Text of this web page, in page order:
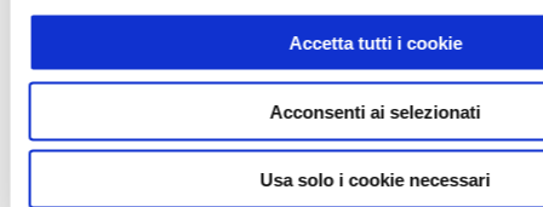
Accetta tutti i cookie
Acconsenti ai selezionati
Usa solo i cookie necessari
Sistema di controllo d'impennata regolabile su tre livelli, con
strategie predittive (agisce prima che l’evento si verifichi) e adattive
(dedicato alla pista).
AEM